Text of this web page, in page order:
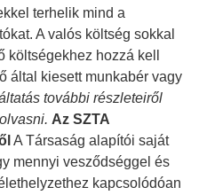
terhelik mind a
A valós költség sokkal
költségekhez hozzá kell
által kiesett munkabér vagy
további részleteiről
Az SZTA
A Társaság alapítói saját
mennyi vesződséggel és
kapcsolódóan